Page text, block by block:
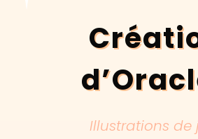
Illustrations de